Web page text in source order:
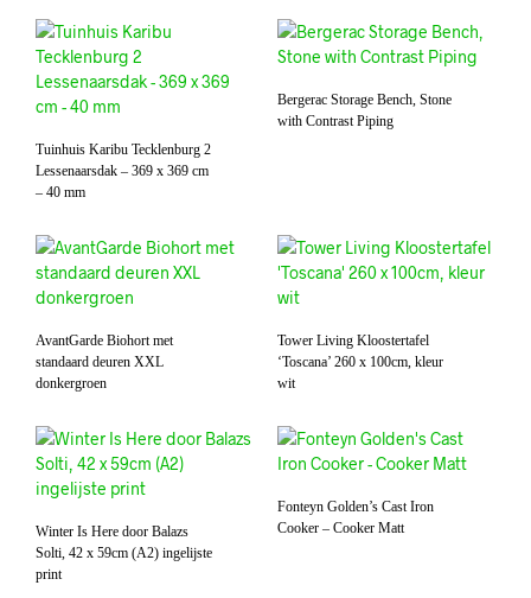
Tuinhuis Karibu Tecklenburg 2
Lessenaarsdak – 369 x 369 cm
– 40 mm
Bergerac Storage Bench, Stone
with Contrast Piping
AvantGarde Biohort met
standaard deuren XXL
donkergroen
Tower Living Kloostertafel
‘Toscana’ 260 x 100cm, kleur
wit
Winter Is Here door Balazs
Solti, 42 x 59cm (A2) ingelijste
print
Fonteyn Golden’s Cast Iron
Cooker – Cooker Matt